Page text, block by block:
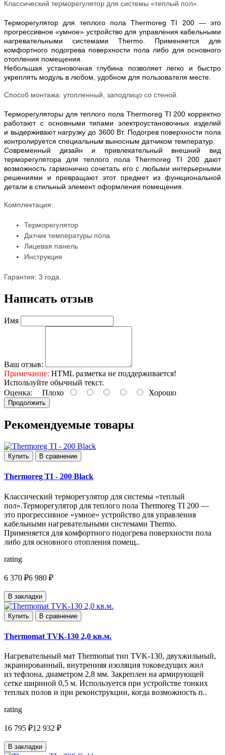
Классический терморегулятор для системы «теплый пол».
Терморегулятор для теплого пола Thermoreg TI 200 — это
прогрессивное «умное» устройство для управления кабельными
нагревательными системами Thermo. Применяется для
комфортного подогрева поверхности пола либо для основного
отопления помещения.
Небольшая установочная глубина позволяет легко и быстро
укреплять модуль в любом, удобном для пользователя месте.
Способ монтажа: утопленный, заподлицо со стеной.
Терморегуляторы для теплого пола Thermoreg TI 200 корректно
работают с основными типами электроустановочных изделий
и выдерживают нагрузку до 3600 Вт. Подогрев поверхности пола
контролируется специальным выносным датчиком температур.
Современный дизайн и привлекательный внешний вид
терморегулятора для теплого пола Thermoreg TI 200 дают
возможность гармонично сочетать его с любыми интерьерными
решениями и превращают этот предмет из функциональной
детали в стильный элемент оформления помещения.
Комплектация:
Терморегулятор
Датчик температуры пола
Лицевая панель
Инструкция
Гарантия: 3 года.
Написать отзыв
Имя
Ваш отзыв:
Примечание: HTML разметка не поддерживается!
Используйте обычный текст.
Оценка: Плохо Хорошо
Продолжить
Рекомендуемые товары
Купить В сравнение
Thermoreg TI - 200 Black
Классический терморегулятор для системы «теплый
пол».Терморегулятор для теплого пола Thermoreg TI 200 —
это прогрессивное «умное» устройство для управления
кабельными нагревательными системами Thermo.
Применяется для комфортного подогрева поверхности пола
либо для основного отопления помещ..
rating
6 370 ₽6 980 ₽
В закладки
Купить В сравнение
Thermomat TVK-130 2,0 кв.м.
Нагревательный мат Thermomat тип TVK-130, двухжильный,
экранированный, внутренняя изоляция токоведущих жил
из тефлона, диаметром 2,8 мм. Закреплен на армирующей
сетке шириной 0,5 м. Используется при устройстве тонких
теплых полов и при реконструкции, когда возможность п..
rating
16 795 ₽12 932 ₽
В закладки